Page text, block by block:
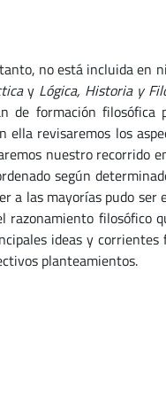
no está incluida en
y Lógica, Historia y
de formación
ella revisaremos los
nuestro recorrido
según
a las mayorías pudo
razonamiento filosófico
ideas y
planteamientos.